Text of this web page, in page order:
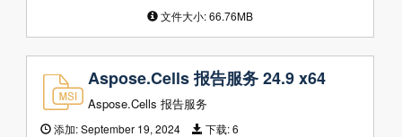
文件大小: 66.76MB
Aspose.Cells 报告服务 24.9 x64
Aspose.Cells 报告服务
添加:September 19, 2024 下载:6